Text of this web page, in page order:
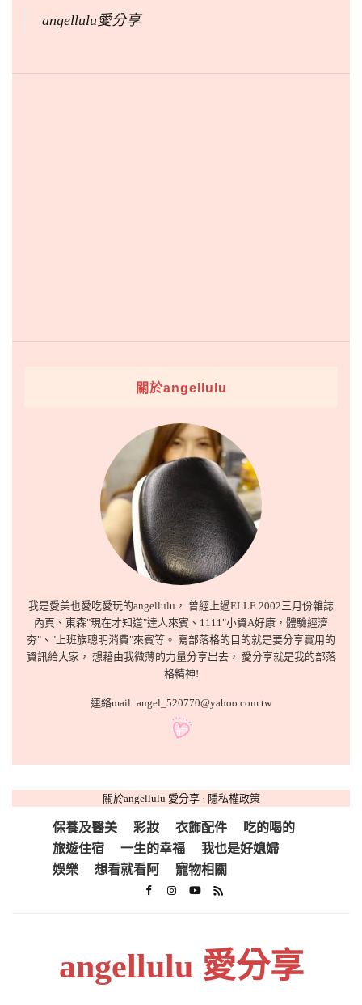
angellulu愛分享
關於angellulu
我是愛美也愛吃愛玩的angellulu， 曾經上過ELLE 2002三月份雜誌
內頁、東森"現在才知道"達人來賓、1111"小資A好康，體驗經濟
夯"、"上班族聰明消費"來賓等。 寫部落格的目的就是要分享實用的
資訊給大家， 想藉由我微薄的力量分享出去， 愛分享就是我的部落
格精神!
連絡mail: angel_520770@yahoo.com.tw
關於angellulu 愛分享· 隱私權政策
保養及醫美 彩妝 衣飾配件
吃的喝的
旅遊住宿
一生的幸福
我也是好媳婦
娛樂
想看就看阿 寵物相關
angellulu 愛分享